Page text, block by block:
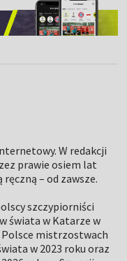
W redakcji
prawie osiem lat
ręczną – od zawsze.
szczypiorniści
świata w Katarze w
mistrzostwach
w 2023 roku oraz